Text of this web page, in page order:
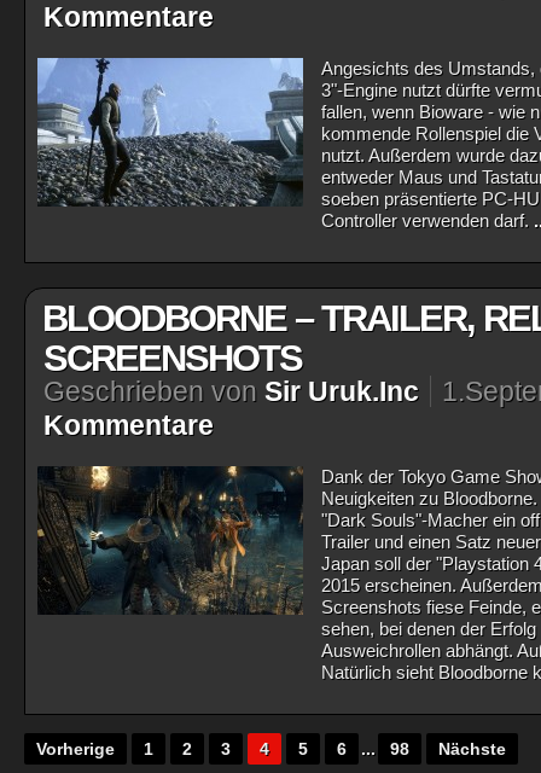
Kommentare
Angesichts des Umstands,
3"-Engine nutzt dürfte
fallen, wenn Bioware - wie
kommende Rollenspiel die
nutzt. Außerdem wurde
entweder Maus und
soeben präsentierte PC-
Controller verwenden darf.
BLOODBORNE – TRAILER,
SCREENSHOTS
Geschrieben von Sir Uruk.Inc
Kommentare
Dank der Tokyo Game
Neuigkeiten zu
"Dark Souls"-Macher ein
Trailer und einen Satz
Japan soll der "Playstation
2015 erscheinen.
Screenshots fiese Feinde,
sehen, bei denen der
Ausweichrollen abhängt.
Natürlich sieht Bloodborne
Vorherige 1 2 3 4 5 6 ... 98 Nächste